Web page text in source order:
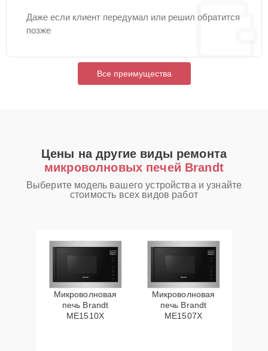
Даже если клиент передумал или решил обратится
позже
Все преимущества
Цены на другие виды ремонта
микроволновых печей Brandt
Выберите модель вашего устройства и узнайте
стоимость всех видов работ
Микроволновая
печь Brandt
ME1510X
Микроволновая
печь Brandt
ME1507X